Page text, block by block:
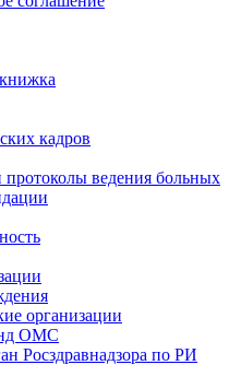
кадров
ведения больных
организации
ОМС
Росздравнадзора по РИ